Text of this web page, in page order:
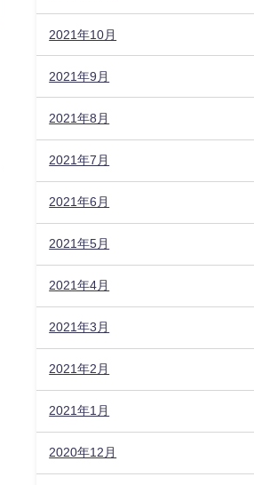
2021年10月
2021年9月
2021年8月
2021年7月
2021年6月
2021年5月
2021年4月
2021年3月
2021年2月
2021年1月
2020年12月